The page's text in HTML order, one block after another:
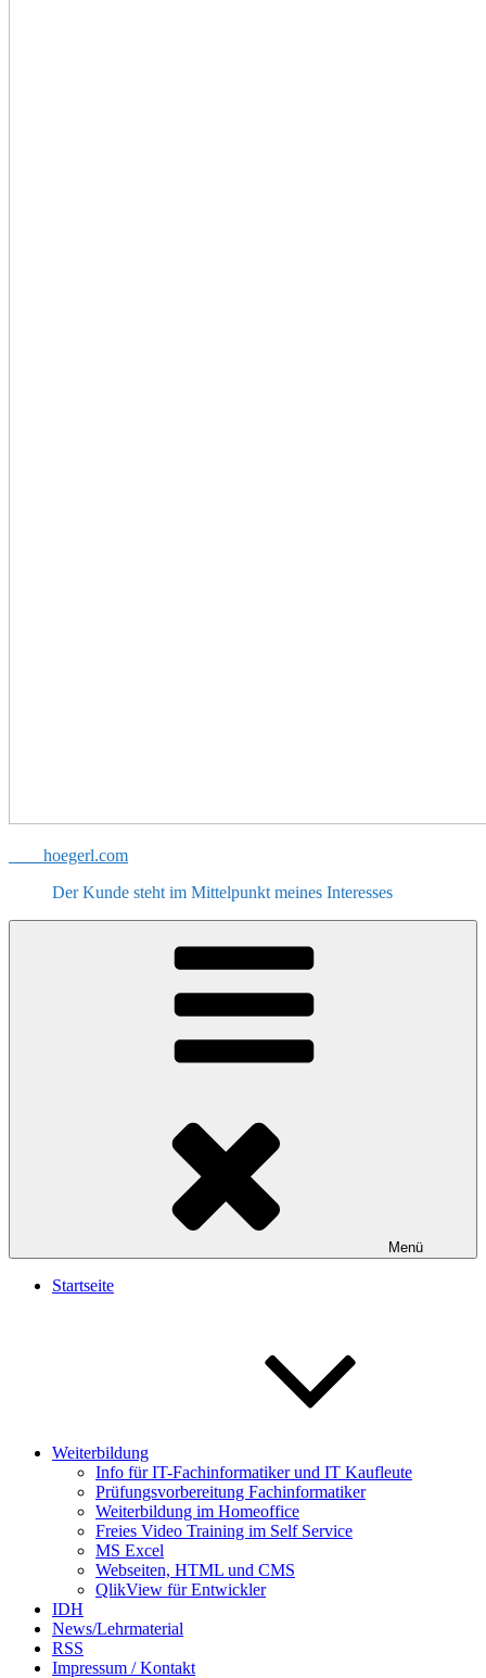
hoegerl.com
Der Kunde steht im Mittelpunkt meines Interesses
Menü
Startseite
Weiterbildung
Info für IT-Fachinformatiker und IT Kaufleute
Prüfungsvorbereitung Fachinformatiker
Weiterbildung im Homeoffice
Freies Video Training im Self Service
MS Excel
Webseiten, HTML und CMS
QlikView für Entwickler
IDH
News/Lehrmaterial
RSS
Impressum / Kontakt